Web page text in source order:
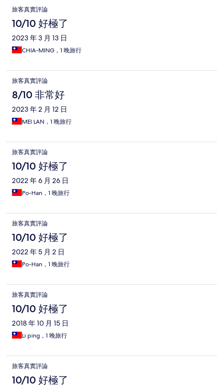
旅客真實評論
10/10 好極了
2023 年 3 月 13 日
CHIA-MING，1 晚旅行
旅客真實評論
8/10 非常好
2023 年 2 月 12 日
MEI LAN，1 晚旅行
旅客真實評論
10/10 好極了
2022 年 6 月 26 日
Po-Han，1 晚旅行
旅客真實評論
10/10 好極了
2022 年 5 月 2 日
Po-Han，1 晚旅行
旅客真實評論
10/10 好極了
2018 年 10 月 15 日
Li ping，1 晚旅行
旅客真實評論
10/10 好極了